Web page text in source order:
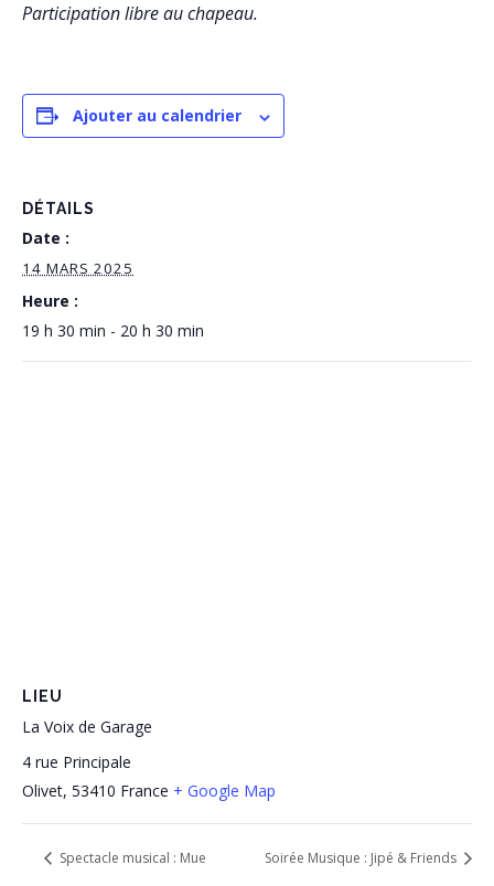
Participation libre au chapeau.
Ajouter au calendrier
DÉTAILS
Date :
14 MARS 2025
Heure :
19 h 30 min - 20 h 30 min
LIEU
La Voix de Garage
4 rue Principale
Olivet, 53410 France + Google Map
Spectacle musical : Mue Soirée Musique : Jipé & Friends